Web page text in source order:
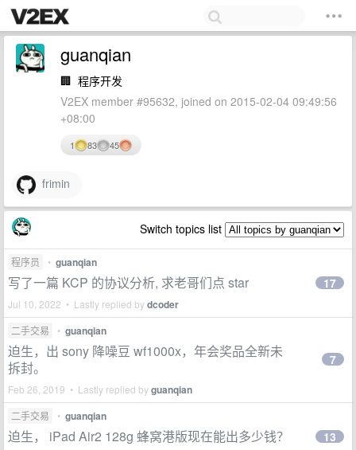
guanqian
🏢 程序开发
V2EX member #95632, joined on 2015-02-04 09:49:56
+08:00
1 83 45
frimin
Switch topics list
程序员 • guanqian
写了一篇 KCP 的协议分析, 求老哥们点 star
Jul 10, 2022 • Lastly replied bydcoder
17
二手交易 • guanqian
迫生，出 sony 降噪豆 wf1000x，年会奖品全新未
拆封。
Feb 26, 2019 • Lastly replied byguanqian
7
二手交易 • guanqian
迫生， iPad Air2 128g 蜂窝港版现在能出多少钱？ 13